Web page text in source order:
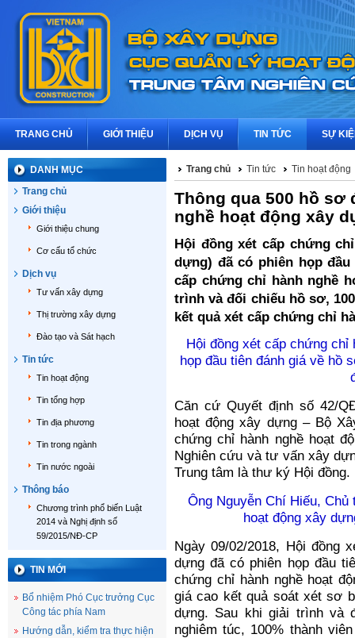
TRANG CHỦ GIỚI THIỆU DỊCH VỤ TIN TỨC SỰ
DANH MỤC
Trang chủ
Giới thiệu
Giới thiệu chung
Cơ cấu tổ chức
Dịch vụ
Tư vấn xây dựng
Thị trường xây dựng
Đào tạo và Sát hạch
Tin tức
Tin hoạt động
Tin tổng hợp
Tin địa phương
Tin trong ngành
Tin nước ngoài
Thông báo
Chương trình phổ biến Luật
2014 và Nghị định số
59/2015/NĐ-CP
TIN MỚI
Bổ nhiệm Phó Cục trưởng Cục
Công tác phía Nam
Hướng dẫn, kiểm tra thực hiện
Trang chủ Tin tức Tin hoạt động
Thông qua 500 hồ sơ
nghề hoạt động xây
Hội đồng xét cấp chứng
dựng) đã có phiên họp
cấp chứng chỉ hành nghề
trình và đối chiếu hồ sơ,
kết quả xét cấp chứng chỉ
Hội đồng xét cấp chứng chỉ
họp đầu tiên đánh giá về hồ
Căn cứ Quyết định số 42/
hoạt động xây dựng – Bộ
chứng chỉ hành nghề hoạt
Nghiên cứu và tư vấn xây
Trung tâm là thư ký Hội đồng.
Ông Nguyễn Chí Hiếu,
hoạt động xây
Ngày 09/02/2018, Hội đồng
dựng đã có phiên họp đầu
chứng chỉ hành nghề hoạt
giá cao kết quả soát xét sơ
dựng. Sau khi giải trình và
nghiêm túc, 100% thành